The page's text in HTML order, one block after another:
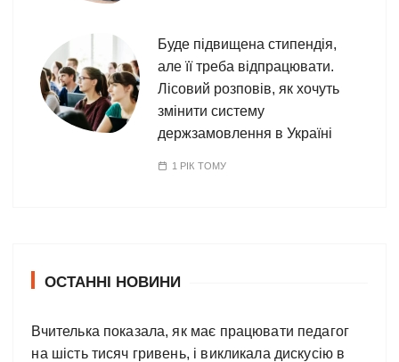
Буде підвищена стипендія,
але її треба відпрацювати.
Лісовий розповів, як хочуть
змінити систему
держзамовлення в Україні
1 РІК ТОМУ
ОСТАННІ НОВИНИ
Вчителька показала, як має працювати педагог
на шість тисяч гривень, і викликала дискусію в